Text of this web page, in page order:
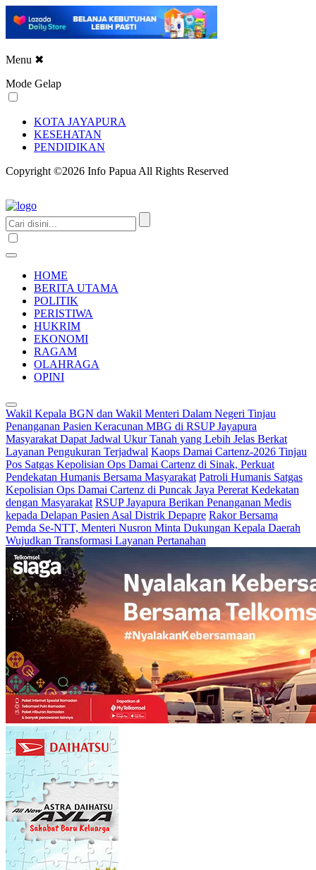
Menu ✖
Mode Gelap
KOTA JAYAPURA
KESEHATAN
PENDIDIKAN
Copyright ©2026 Info Papua All Rights Reserved
HOME
BERITA UTAMA
POLITIK
PERISTIWA
HUKRIM
EKONOMI
RAGAM
OLAHRAGA
OPINI
Wakil Kepala BGN dan Wakil Menteri Dalam Negeri Tinjau
Penanganan Pasien Keracunan MBG di RSUP Jayapura
Masyarakat Dapat Jadwal Ukur Tanah yang Lebih Jelas Berkat
Layanan Pengukuran Terjadwal Kaops Damai Cartenz-2026 Tinjau
Pos Satgas Kepolisian Ops Damai Cartenz di Sinak, Perkuat
Pendekatan Humanis Bersama Masyarakat Patroli Humanis Satgas
Kepolisian Ops Damai Cartenz di Puncak Jaya Pererat Kedekatan
dengan Masyarakat RSUP Jayapura Berikan Penanganan Medis
kepada Delapan Pasien Asal Distrik Depapre Rakor Bersama
Pemda Se-NTT, Menteri Nusron Minta Dukungan Kepala Daerah
Wujudkan Transformasi Layanan Pertanahan